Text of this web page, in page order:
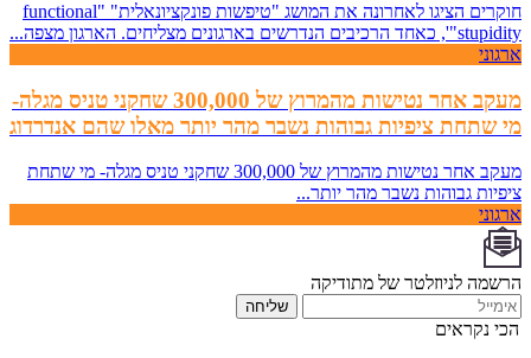
חוקרים הציגו לאחרונה את המושג "טיפשות פונקציונאלית" "functional
stupidity"', כאחד הרכיבים הנדרשים בארגונים מצליחים. הארגון מצפה...
ארגוני
מעקב אחר נטישות מהמרוץ של 300,000 שחקני טניס מגלה-
מי שתחת ציפיות גבוהות נשבר מהר יותר מאלו שהם אנדרדוג
מעקב אחר נטישות מהמרוץ של 300,000 שחקני טניס מגלה- מי שתחת
ציפיות גבוהות נשבר מהר יותר...
ארגוני
הרשמה לניוזלטר של מתודיקה
שליחה
הכי נקראים